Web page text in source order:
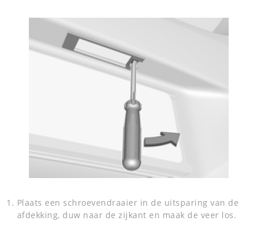
Plaats een schroevendraaier in de uitsparing van de
afdekking, duw naar de zijkant en maak de veer los.